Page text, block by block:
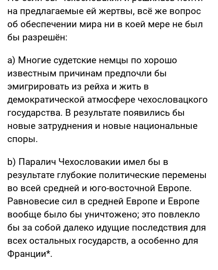
на предлагаемые ей жертвы, всё же вопрос
об обеспечении мира ни в коей мере не был
бы разрешён:
a) Многие судетские немцы по хорошо
известным причинам предпочли бы
эмигрировать из рейха и жить в
демократической атмосфере чехословацкого
государства. В результате появились бы
новые затруднения и новые национальные
споры.
b) Паралич Чехословакии имел бы в
результате глубокие политические перемены
во всей средней и юго-восточной Европе.
Равновесие сил в средней Европе и Европе
вообще было бы уничтожено; это повлекло
бы за собой далеко идущие последствия для
всех остальных государств, а особенно для
Франции*.